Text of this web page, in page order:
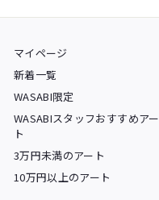
マイページ
新着一覧
WASABI限定
WASABIスタッフおすすめアー
ト
3万円未満のアート
10万円以上のアート